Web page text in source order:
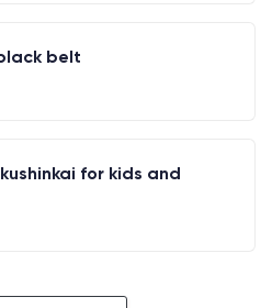
belt
for kids and